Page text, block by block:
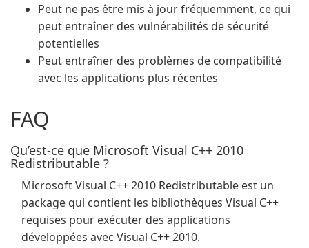
Peut ne pas être mis à jour fréquemment, ce qui
peut entraîner des vulnérabilités de sécurité
potentielles
Peut entraîner des problèmes de compatibilité
avec les applications plus récentes
FAQ
Qu’est-ce que Microsoft Visual C++ 2010
Redistributable ?
Microsoft Visual C++ 2010 Redistributable est un
package qui contient les bibliothèques Visual C++
requises pour exécuter des applications
développées avec Visual C++ 2010.